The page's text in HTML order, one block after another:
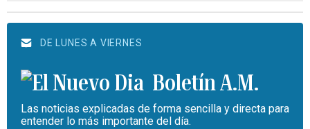
DE LUNES A VIERNES
Boletín A.M.
Las noticias explicadas de forma sencilla y directa para
entender lo más importante del día.